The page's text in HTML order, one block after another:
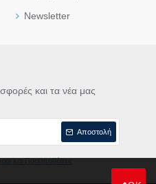
Newsletter
και τα νέα μας
Αποστολή
και Προϋποθέσεις